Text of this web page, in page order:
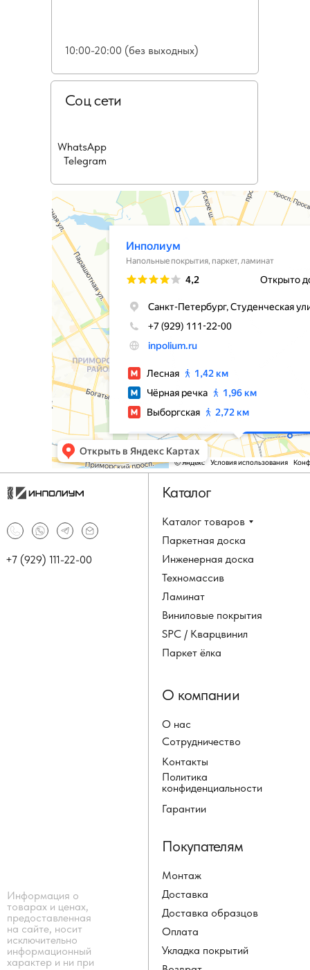
10:00-20:00 (без выходных)
Соц сети
WhatsApp
Telegram
Каталог товаров
Паркетная доска
Инженерная доска
Техномассив
+7 (929) 111-22-00
Информация о
товарах и ценах,
предоставленная
на сайте, носит
исключительно
информационный
характер и ни при
Каталог
Ламинат
Виниловые покрытия
SPC / Кварцвинил
Паркет ёлка
О нас
Сотрудничество
Контакты
Политика
конфиденциальности
О компании
Монтаж
Доставка
Доставка образцов
Оплата
Покупателям
Укладка покрытий
Гарантии